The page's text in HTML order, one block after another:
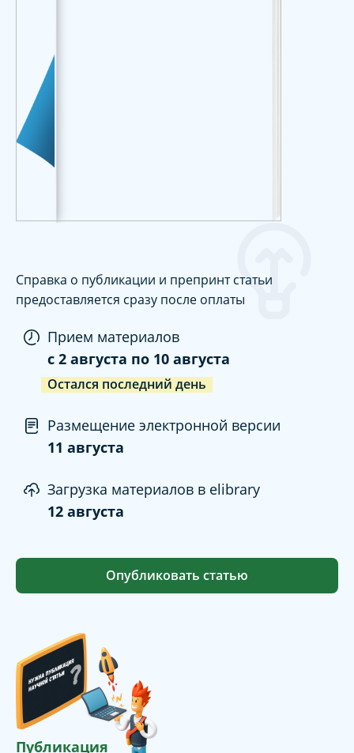
Справка о публикации и препринт статьи
предоставляется сразу после оплаты
Прием материалов
c 2 августа по 10 августа
Остался последний день
Размещение электронной версии
11 августа
Загрузка материалов в elibrary
12 августа
Опубликовать статью
Публикация